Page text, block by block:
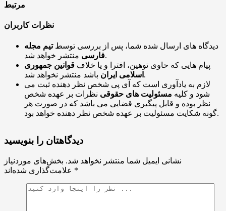
مرتبط
نظرات کاربران
دیدگاه های ارسال شده شما، پس از بررسی توسطتیم مجله
فارسیمنتشر خواهد شد.
پیام هایی که حاوی توهین، افترا و یا خلاف قوانین جمهوری
اسلامی ایران باشد منتشر نخواهد شد.
لازم به یادآوری است که آی پی شخص نظر دهنده ثبت می
شود و کلیه مسئولیت های حقوقی نظرات بر عهده شخص
نظر بوده و قابل پیگیری قضایی می باشد که در صورت هر
گونه شکایت مسئولیت بر عهده شخص نظر دهنده خواهد بود.
دیدگاهتان را بنویسید
نشانی ایمیل شما منتشر نخواهد شد. بخش‌های موردنیاز
*